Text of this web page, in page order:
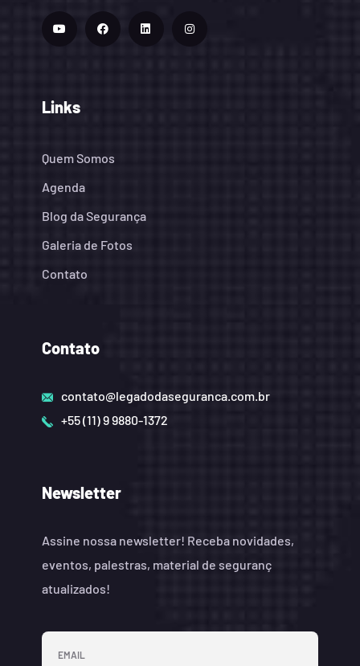
Links
Quem Somos
Agenda
Blog da Segurança
Galeria de Fotos
Contato
Contato
contato@legadodaseguranca.com.br
+55 (11) 9 9880-1372
Newsletter
Assine nossa newsletter! Receba novidades,
eventos, palestras, material de seguranç
atualizados!